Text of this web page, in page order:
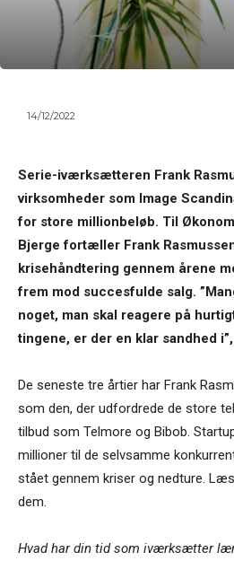
14/12/2022
Serie-iværksætteren Frank
virksomheder som Image
for store millionbeløb. Til
Bjerge fortæller Frank
krisehåndtering gennem årene
frem mod succesfulde salg.
noget, man skal reagere på
tingene, er der en klar sandhed
De seneste tre årtier har Frank
som den, der udfordrede de store
tilbud som Telmore og Bibob.
millioner til de selvsamme
stået gennem kriser og nedture.
dem.
Hvad har din tid som iværksætter